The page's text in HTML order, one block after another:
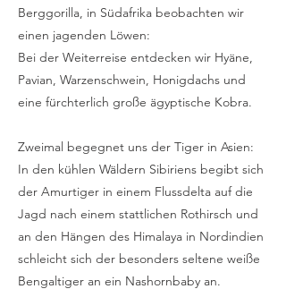
Berggorilla, in Südafrika beobachten wir
einen jagenden Löwen:
Bei der Weiterreise entdecken wir Hyäne,
Pavian, Warzenschwein, Honigdachs und
eine fürchterlich große ägyptische Kobra.
Zweimal begegnet uns der Tiger in Asien:
In den kühlen Wäldern Sibiriens begibt sich
der Amurtiger in einem Flussdelta auf die
Jagd nach einem stattlichen Rothirsch und
an den Hängen des Himalaya in Nordindien
schleicht sich der besonders seltene weiße
Bengaltiger an ein Nashornbaby an.